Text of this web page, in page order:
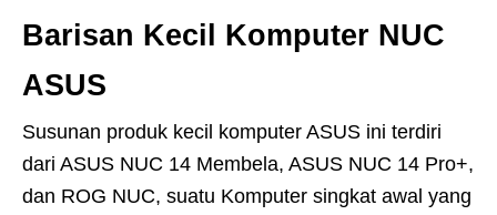
Barisan Kecil Komputer NUC
ASUS
Susunan produk kecil komputer ASUS ini terdiri
dari ASUS NUC 14 Membela, ASUS NUC 14 Pro+,
dan ROG NUC, suatu Komputer singkat awal yang